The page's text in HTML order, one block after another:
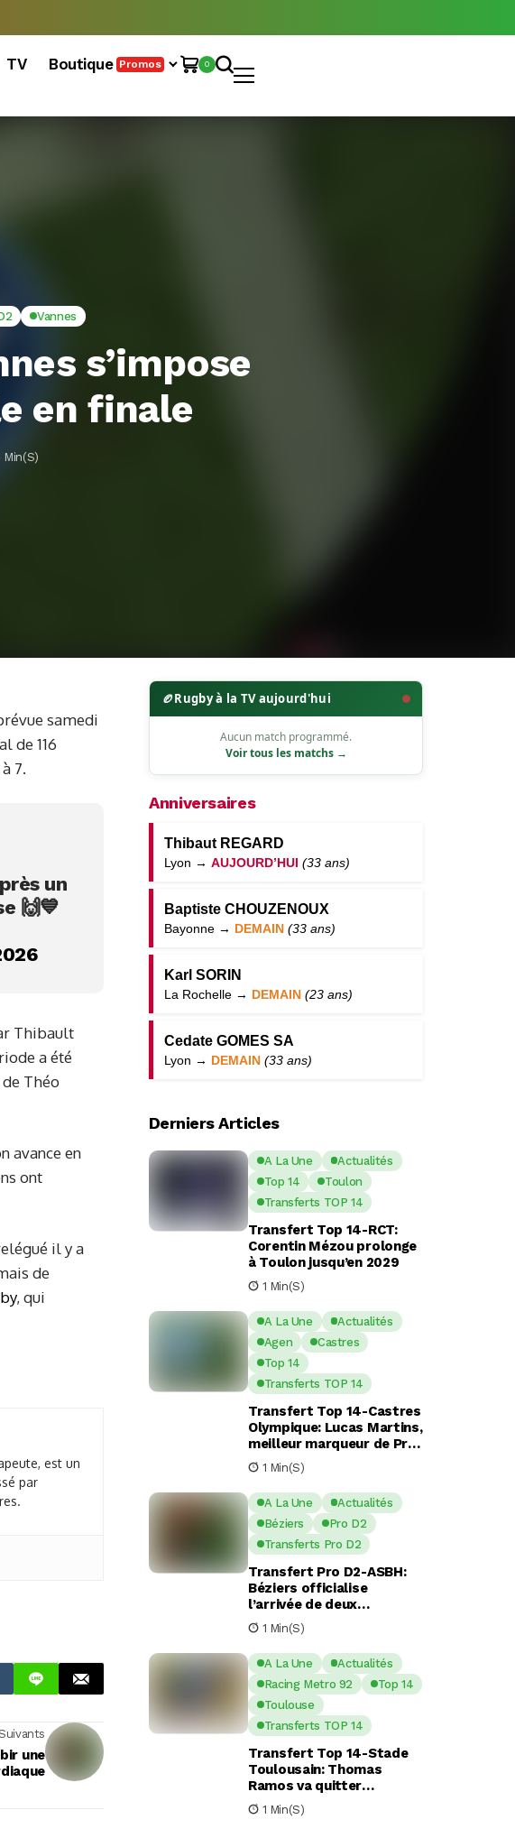
TV Boutique Promos 0
Vannes
s’impose
en finale
Min(s)
samedi
de 116
7.
un
🙌💙
Thibault
a été
Théo
avance en
ont
il y a
de
, qui
est un
par
une
🏉Rugby à la TV aujourd'hui
Aucun match programmé.
Voir tous les matchs →
Anniversaires
Thibaut REGARD
Lyon → AUJOURD’HUI (33 ans)
Baptiste CHOUZENOUX
Bayonne → DEMAIN (33 ans)
Karl SORIN
La Rochelle → DEMAIN (23 ans)
Cedate GOMES SA
Lyon → DEMAIN (33 ans)
Derniers Articles
A La Une
Actualités
Top 14
Toulon
Transferts TOP 14
Transfert Top 14-RCT:
Corentin Mézou prolonge
à Toulon jusqu’en 2029
1 Min(s)
A La Une
Actualités
Agen
Castres
Top 14
Transferts TOP 14
Transfert Top 14-Castres
Olympique: Lucas Martins,
meilleur marqueur de Pro
D2, en route pour Castres
?
1 Min(s)
A La Une
Actualités
Béziers
Pro D2
Transferts Pro D2
Transfert Pro D2-ASBH:
Béziers officialise
l’arrivée de deux
nouveaux piliers pour la
saison à venir
1 Min(s)
A La Une
Actualités
Racing Metro 92
Top 14
Toulouse
Transferts TOP 14
Transfert Top 14-Stade
Toulousain: Thomas
Ramos va quitter
Toulouse pour le Racing
92
1 Min(s)